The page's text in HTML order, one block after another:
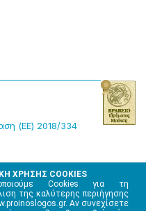
ΧΡΗΣΗΣ COOKIES
Cookies για τη
της καλύτερης περιήγησης
Αν συνεχίσετε
(ΕΕ) 2018/334
Μ.Η.Τ. 220242